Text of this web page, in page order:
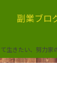
副業ブロ
生きたい、努力家